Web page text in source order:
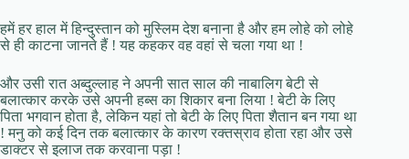
हमें हर हाल में हिन्दुस्तान को मुस्लिम देश बनाना है और हम लोहे को लोहे
से ही काटना जानते हैं ! यह कहकर वह वहां से चला गया था !
और उसी रात अब्दुल्लाह ने अपनी सात साल की नाबालिग बेटी से
बलात्कार करके उसे अपनी हब्स का शिकार बना लिया ! बेटी के लिए
पिता भगवान होता है, लेकिन यहां तो बेटी के लिए पिता शैतान बन गया था
! मनु को कई दिन तक बलात्कार के कारण रक्तस्राव होता रहा और उसे
डाक्टर से इलाज तक करवाना पड़ा !